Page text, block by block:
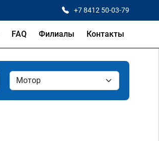
+7 8412 50-03-79
FAQ Филиалы Контакты